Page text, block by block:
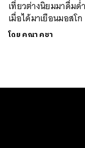
เที่ยวต่างนิยมมาดื่มด่
เมื่อได้มาเยือนมอสโก
โดย คณา คชา